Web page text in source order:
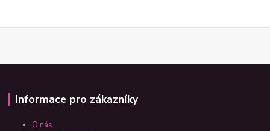
Informace pro zákazníky
O nás